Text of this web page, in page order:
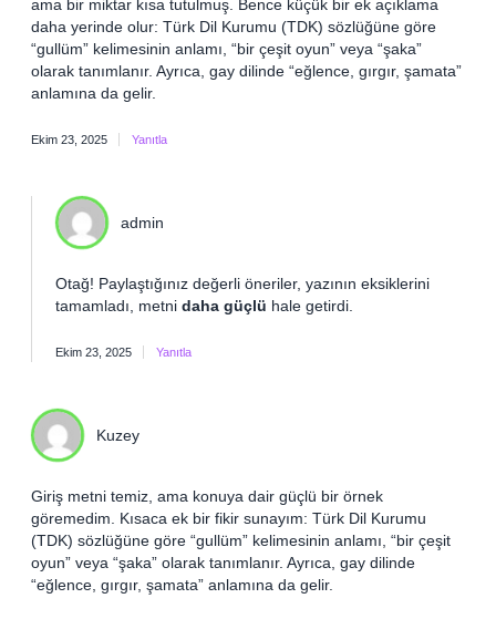
ama bir miktar kısa tutulmuş. Bence küçük bir ek açıklama
daha yerinde olur: Türk Dil Kurumu (TDK) sözlüğüne göre
“gullüm” kelimesinin anlamı, “bir çeşit oyun” veya “şaka”
olarak tanımlanır. Ayrıca, gay dilinde “eğlence, gırgır, şamata”
anlamına da gelir.
Ekim 23, 2025 Yanıtla
admin
Otağ! Paylaştığınız değerli öneriler, yazının eksiklerini
tamamladı, metni daha güçlü hale getirdi.
Ekim 23, 2025 Yanıtla
Kuzey
Giriş metni temiz, ama konuya dair güçlü bir örnek
göremedim. Kısaca ek bir fikir sunayım: Türk Dil Kurumu
(TDK) sözlüğüne göre “gullüm” kelimesinin anlamı, “bir çeşit
oyun” veya “şaka” olarak tanımlanır. Ayrıca, gay dilinde
“eğlence, gırgır, şamata” anlamına da gelir.